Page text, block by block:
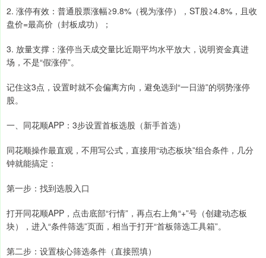
2. 涨停有效：普通股票涨幅≥9.8%（视为涨停），ST股≥4.8%，且收
盘价=最高价（封板成功）；
3. 放量支撑：涨停当天成交量比近期平均水平放大，说明资金真进
场，不是“假涨停”。
记住这3点，设置时就不会偏离方向，避免选到“一日游”的弱势涨停
股。
一、同花顺APP：3步设置首板选股（新手首选）
同花顺操作最直观，不用写公式，直接用“动态板块”组合条件，几分
钟就能搞定：
第一步：找到选股入口
打开同花顺APP，点击底部“行情”，再点右上角“+”号（创建动态板
块），进入“条件筛选”页面，相当于打开“首板筛选工具箱”。
第二步：设置核心筛选条件（直接照填）